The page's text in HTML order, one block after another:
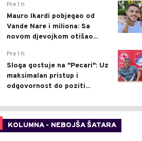
Pre 1 h
Mauro Ikardi pobjegao od
Vande Nare i miliona: Sa
novom djevojkom otišao...
Pre 1 h
Sloga gostuje na "Pecari": Uz
maksimalan pristup i
odgovornost do poziti...
KOLUMNA - NEBOJŠA ŠATARA